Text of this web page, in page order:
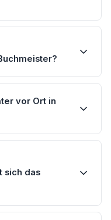
vor Ort in
sich das